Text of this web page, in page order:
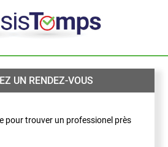
UN RENDEZ-VOUS
pour trouver un professionel près